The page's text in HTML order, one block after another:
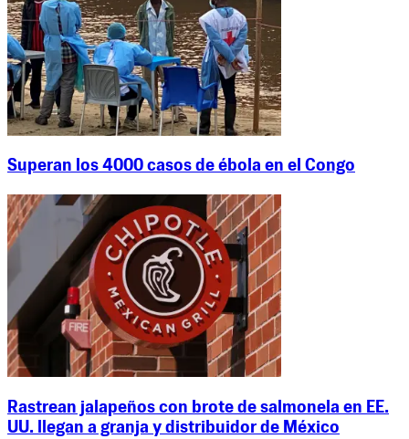
Superan los 4000 casos de ébola en el Congo
Rastrean jalapeños con brote de salmonela en EE.
UU. llegan a granja y distribuidor de México